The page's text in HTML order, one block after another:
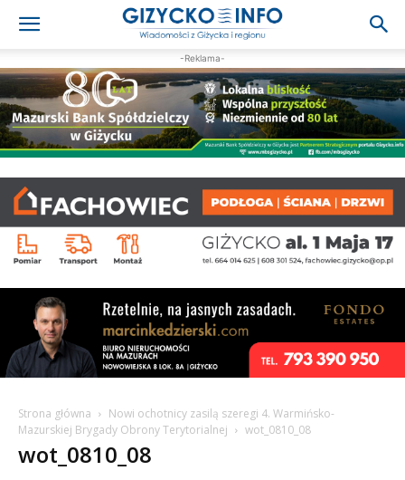
-Reklama-
Strona główna
Nowi ochotnicy zasilą szeregi 4. Warmińsko-
Mazurskiej Brygady Obrony Terytorialnej
wot_0810_08
wot_0810_08